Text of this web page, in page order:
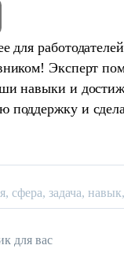
для
Эксперт
навыки и
поддержку и
сфера, задача,
для вас